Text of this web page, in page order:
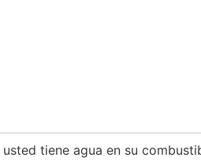
tiene agua en su